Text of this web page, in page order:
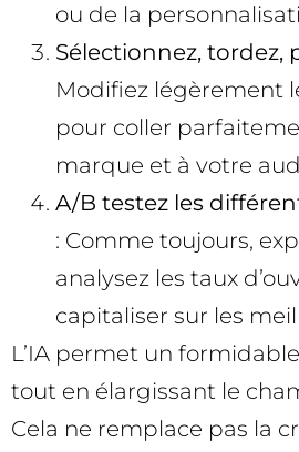
ou de la
Sélectionnez, tordez,
Modifiez légèrement
pour coller
marque et à votre
A/B testez les
: Comme toujours,
analysez les taux
capitaliser sur les
L’IA permet un
tout en élargissant le
Cela ne remplace pas la